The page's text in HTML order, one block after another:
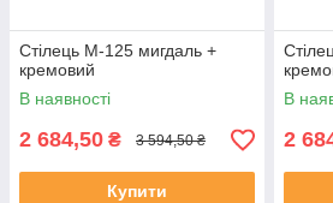
Стілець M-125 мигдаль +
кремовий
В наявності
2 684,50 ₴ 3 594,50 ₴
Купити
В
2